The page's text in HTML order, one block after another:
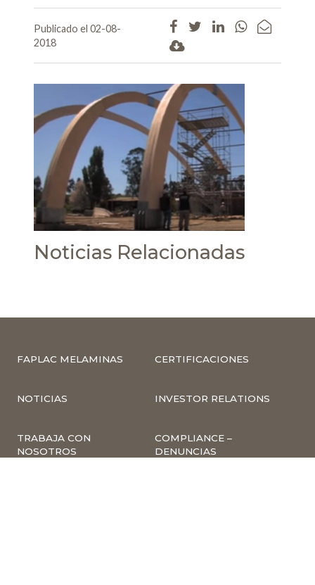
Publicado el 02-08-
2018
Noticias Relacionadas
FAPLAC MELAMINAS CERTIFICACIONES
NOTICIAS INVESTOR RELATIONS
TRABAJA CON
NOSOTROS
COMPLIANCE –
DENUNCIAS